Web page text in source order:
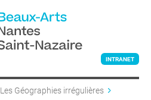
INTRANET
Les Géographies irrégulières